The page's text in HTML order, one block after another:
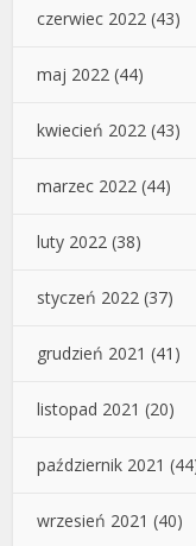
czerwiec 2022 (43)
maj 2022 (44)
kwiecień 2022 (43)
marzec 2022 (44)
luty 2022 (38)
styczeń 2022 (37)
grudzień 2021 (41)
listopad 2021 (20)
październik 2021
wrzesień 2021 (40)